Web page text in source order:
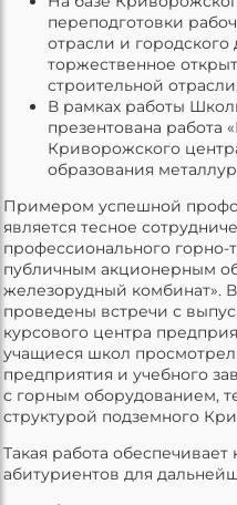
переподготовки
отрасли и городского
торжественное
строительной
В рамках работы
презентована работа
Криворожского
образования
Примером успешной
является тесное
профессионального горно-
публичным акционерным
железорудный комбинат».
проведены встречи с
курсового центра
учащиеся школ
предприятия и учебного
с горным оборудованием,
структурой подземного
Такая работа
абитуриентов для